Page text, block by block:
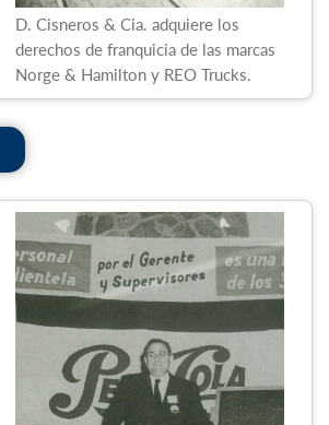
D. Cisneros & Cia. adquiere los
derechos de franquicia de las marcas
Norge & Hamilton y REO Trucks.